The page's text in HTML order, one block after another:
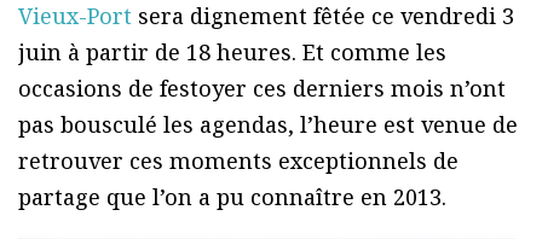
Vieux-Port sera dignement fêtée ce vendredi 3
juin à partir de 18 heures. Et comme les
occasions de festoyer ces derniers mois n’ont
pas bousculé les agendas, l’heure est venue de
retrouver ces moments exceptionnels de
partage que l’on a pu connaître en 2013.